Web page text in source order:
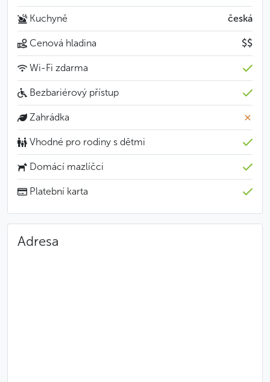
Kuchyně česká
Cenová hladina $$
Wi-Fi zdarma
Bezbariérový přístup
Zahrádka
Vhodné pro rodiny s dětmi
Domácí mazlíčci
Platební karta
Adresa